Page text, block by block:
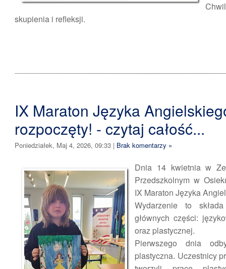
skupienia i refleksji.
IX Maraton Języka
rozpoczęty! - czytaj całość...
Poniedziałek, Maj 4, 2026, 09:33 | Brak komentarzy »
Dnia 14 kwietnia w
Przedszkolnym w
IX Maraton Języka
Wydarzenie to
głównych części:
oraz plastycznej.
Pierwszego dnia
plastyczna. Uczestnicy